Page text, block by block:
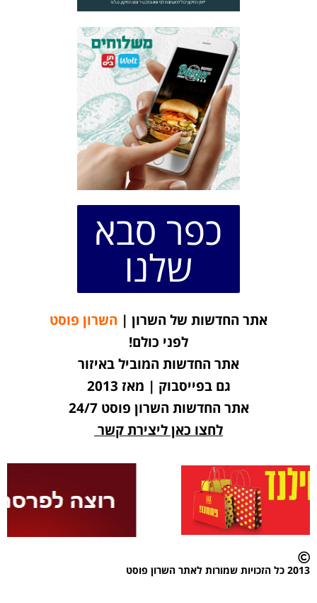
כפר סבא
שלנו
אתר החדשות של השרון | השרון פוסט
לפני כולם!
אתר החדשות המוביל באיזור
גם בפייסבוק | מאז 2013
אתר החדשות השרון פוסט 24/7
לחצו כאן ליצירת קשר
2013 כל הזכויות שמורות לאתר השרון פוסט